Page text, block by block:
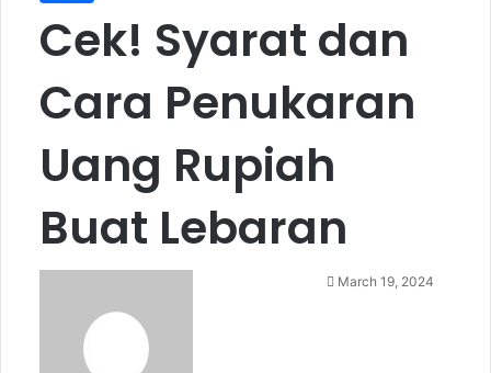
Cek! Syarat dan
Cara Penukaran
Uang Rupiah
Buat Lebaran
SendMarch 19, 2024